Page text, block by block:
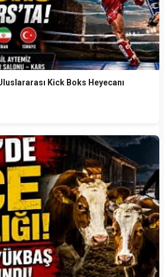
Kick Boks Heyecanı